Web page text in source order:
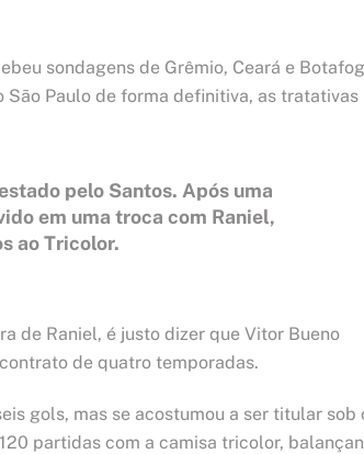
sondagens de Grêmio, Ceará e
São Paulo de forma definitiva, as tratativas
pelo Santos. Após uma
em uma troca com Raniel,
ao Tricolor.
de Raniel, é justo dizer que Vitor Bueno
de quatro temporadas.
gols, mas se acostumou a ser titular sob
partidas com a camisa tricolor,